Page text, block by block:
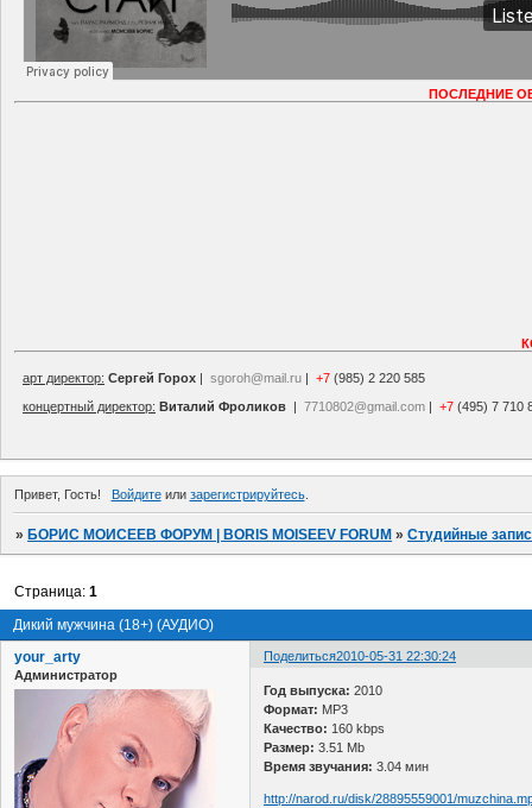
ПОСЛЕДНИЕ
арт директор: Сергей Горох | sgoroh@mail.ru | +7 (985) 2 220 585
концертный директор: Виталий Фроликов | 7710802@gmail.com | +7 (495) 7 710
Привет, Гость! Войдитеили зарегистрируйтесь.
»БОРИС МОИСЕЕВ ФОРУМ | BORIS MOISEEV FORUM »Студийные
Дикий мужчина (18+) (АУДИО)
Страница:1
Поделиться2010-05-31 22:30:24
your_arty
Администратор
Год выпуска: 2010
Формат: MP3
Качество: 160 kbps
Размер:3.51 Mb
Время звучания: 3.04 мин
http://narod.ru/disk/28895559001/